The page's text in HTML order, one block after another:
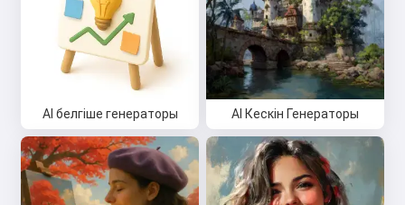
AI белгіше генераторы AI Кескін Генераторы